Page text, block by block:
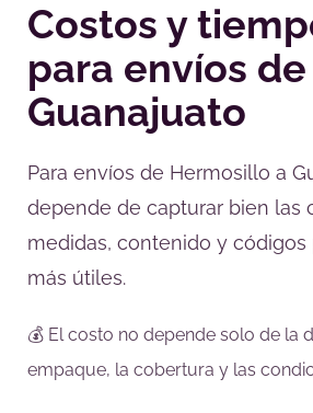
Costos y
para envíos
Guanajuato
Para envíos de Hermosillo a
depende de capturar bien las
medidas, contenido y
más útiles.
💰 El costo no depende solo de la
empaque, la cobertura y las